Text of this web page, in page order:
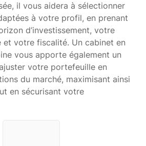
il vous aidera à sélectionner
à votre profil, en prenant
d’investissement, votre
et votre fiscalité. Un cabinet en
vous apporte également un
votre portefeuille en
du marché, maximisant ainsi
en sécurisant votre